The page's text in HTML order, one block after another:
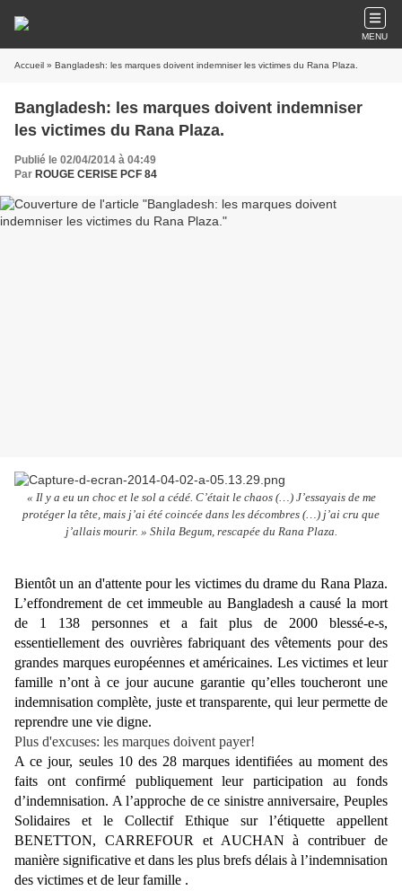
MENU
Accueil » Bangladesh: les marques doivent indemniser les victimes du Rana Plaza.
Bangladesh: les marques doivent indemniser
les victimes du Rana Plaza.
Publié le 02/04/2014 à 04:49
Par ROUGE CERISE PCF 84
« Il y a eu un choc et le sol a cédé. C’était le chaos (…) J’essayais de me
protéger la tête, mais j’ai été coincée dans les décombres (…) j’ai cru que
j’allais mourir. » Shila Begum, rescapée du Rana Plaza.
Bientôt un an d'attente pour les victimes du drame du Rana Plaza.
L’effondrement de cet immeuble au Bangladesh a causé la mort
de 1 138 personnes et a fait plus de 2000 blessé-e-s,
essentiellement des ouvrières fabriquant des vêtements pour des
grandes marques européennes et américaines. Les victimes et leur
famille n’ont à ce jour aucune garantie qu’elles toucheront une
indemnisation complète, juste et transparente, qui leur permette de
reprendre une vie digne.
Plus d'excuses: les marques doivent payer!
A ce jour, seules 10 des 28 marques identifiées au moment des
faits ont confirmé publiquement leur participation au fonds
d’indemnisation. A l’approche de ce sinistre anniversaire, Peuples
Solidaires et le Collectif Ethique sur l’étiquette appellent
BENETTON, CARREFOUR et AUCHAN à contribuer de
manière significative et dans les plus brefs délais à l’indemnisation
des victimes et de leur famille .